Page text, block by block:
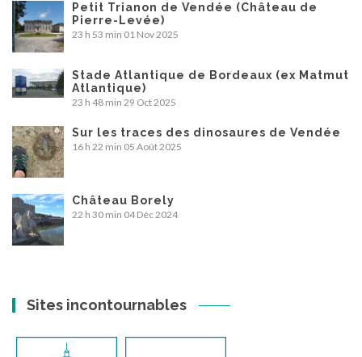
Petit Trianon de Vendée (Château de
Pierre-Levée)
23 h 53 min 01 Nov 2025
Stade Atlantique de Bordeaux (ex Matmut
Atlantique)
23 h 48 min 29 Oct 2025
Sur les traces des dinosaures de Vendée
16 h 22 min 05 Août 2025
Château Borely
22 h 30 min 04 Déc 2024
Sites incontournables